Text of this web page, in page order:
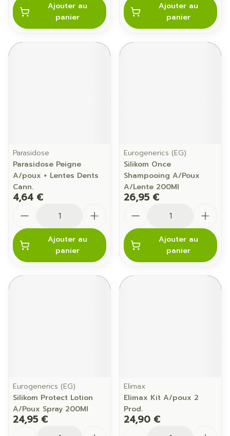
Ajouter au
panier
Ajouter au
panier
Parasidose
Parasidose Peigne
A/poux + Lentes Dents
Cann.
4,64 €
Ajouter au
panier
Eurogenerics (EG)
Silikom Once
Shampooing A/Poux
A/Lente 200Ml
26,95 €
Ajouter au
panier
Eurogenerics (EG)
Silikom Protect Lotion
A/Poux Spray 200Ml
24,95 €
Elimax
Elimax Kit A/poux 2
Prod.
24,90 €